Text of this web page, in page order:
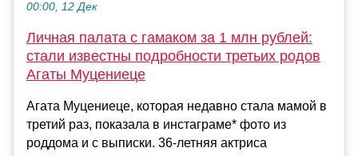
00:00, 12 Дек
Личная палата с гамаком за 1 млн рублей:
стали известны подробности третьих родов
Агаты Муцениеце
Агата Муцениеце, которая недавно стала мамой в
третий раз, показала в инстаграме* фото из
роддома и с выписки. 36-летняя актриса